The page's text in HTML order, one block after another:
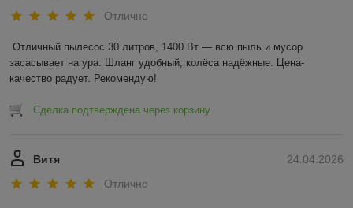
Отлично
Отличный пылесос 30 литров, 1400 Вт — всю пыль и мусор
засасывает на ура. Шланг удобный, колёса надёжные. Цена-
качество радует. Рекомендую!
Сделка подтверждена через корзину
24.04.2026
Витя
Отлично